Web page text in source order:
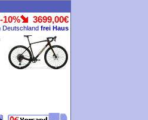
-10% 3699,00€
Deutschland frei Haus